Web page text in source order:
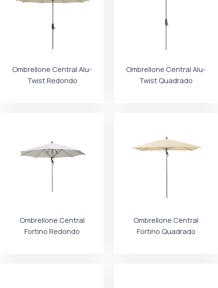
Ombrellone Central Alu-
Twist Redondo
Ombrellone Central Alu-
Twist Quadrado
Ombrellone Central
Fortino Redondo
Ombrellone Central
Fortino Quadrado